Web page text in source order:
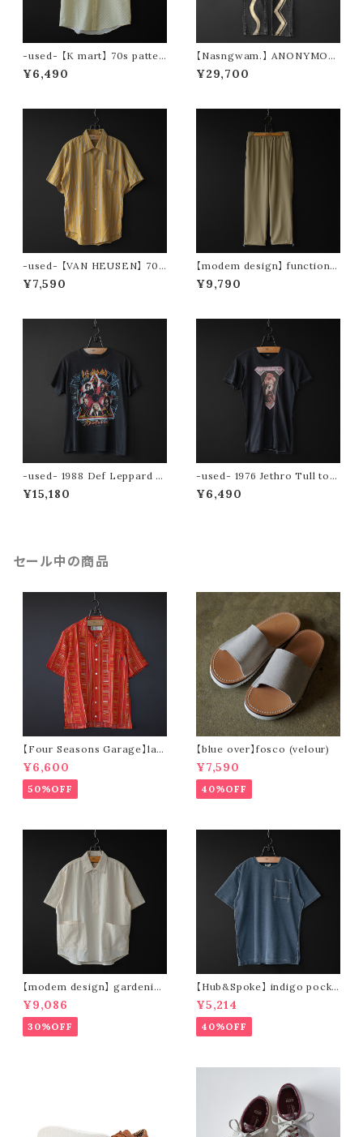
-used- 【K mart】 70s patter
n s/s shirt
¥6,490
【Nasngwam.】 ANONYMOU
S PANTS (size S)
¥29,700
-used- 【VAN HEUSEN】 70s
stripe s/s shirt
¥7,590
【modem design】 functional
drawstring pants (beige)
¥9,790
-used- 1988 Def Leppard to
ur tee (Hysteria)
¥15,180
-used- 1976 Jethro Tull tou
r tee
¥6,490
セール中の商品
【Four Seasons Garage】lad
der stripe open collar s/s s
hirt (orange)
¥6,600
50%OFF
【blue over】fosco (velour)
¥7,590
40%OFF
【modem design】 gardenin
g s/s shirt (sand)
¥9,086
30%OFF
【Hub&Spoke】 indigo pocke
t t-shirt (light indigo)
¥5,214
40%OFF